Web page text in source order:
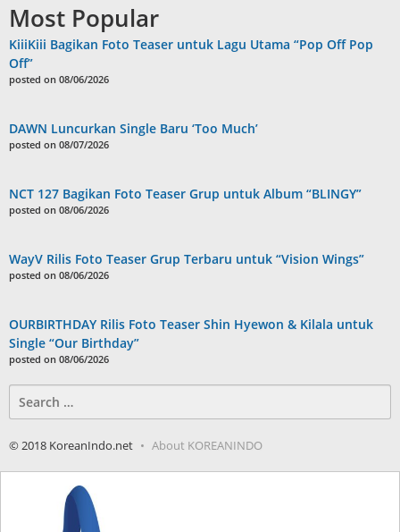
Most Popular
KiiiKiii Bagikan Foto Teaser untuk Lagu Utama “Pop Off Pop
Off”
posted on 08/06/2026
DAWN Luncurkan Single Baru ‘Too Much’
posted on 08/07/2026
NCT 127 Bagikan Foto Teaser Grup untuk Album “BLINGY”
posted on 08/06/2026
WayV Rilis Foto Teaser Grup Terbaru untuk “Vision Wings”
posted on 08/06/2026
OURBIRTHDAY Rilis Foto Teaser Shin Hyewon & Kilala untuk
Single “Our Birthday”
posted on 08/06/2026
for:
© 2018 KoreanIndo.net About KOREANINDO